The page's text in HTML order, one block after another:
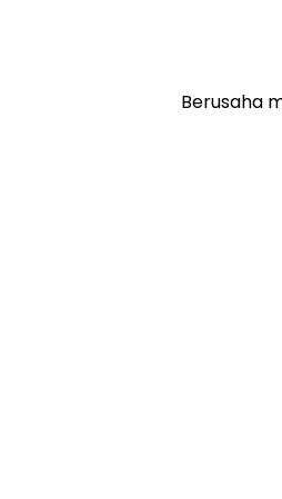
Berusaha